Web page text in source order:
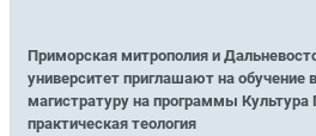
Приморская митрополия и
университет приглашают на обучение
магистратуру на программы Культура
практическая теология